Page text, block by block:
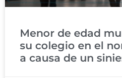
Menor de edad
su colegio en el
a causa de un